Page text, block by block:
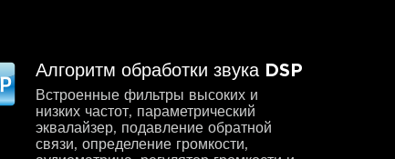
Алгоритм обработки звука DSP
Встроенные фильтры высоких и
низких частот, параметрический
эквалайзер, подавление обратной
связи, определение громкости,